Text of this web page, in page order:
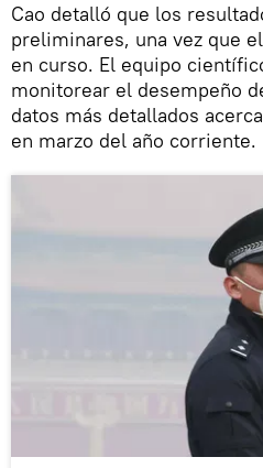
Cao detalló que los
preliminares, una vez que
en curso. El equipo
monitorear el desempeño
datos más detallados
en marzo del año corriente.